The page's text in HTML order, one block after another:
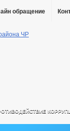
обращение